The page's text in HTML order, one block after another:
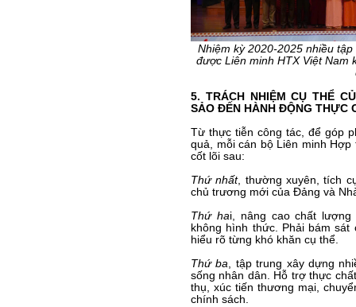
Nhiệm kỳ 2020-2025 nhiều
được Liên minh HTX Việt Nam
5. TRÁCH NHIỆM CỤ THỂ
SẢO ĐẾN HÀNH ĐỘNG THỰC
Từ thực tiễn công tác, để góp
quả, mỗi cán bộ Liên minh
cốt lõi sau:
Thứ nhất, thường xuyên, tích
chủ trương mới của Đảng và
Thứ hai, nâng cao chất
không hình thức. Phải bám
hiểu rõ từng khó khăn cụ thể.
Thứ ba, tập trung xây dựng
sống nhân dân. Hỗ trợ thực
thụ, xúc tiến thương mại,
chính sách.